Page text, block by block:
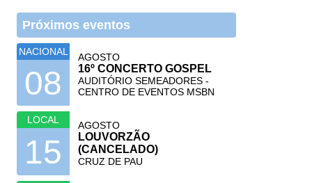
Próximos eventos
NACIONAL
08
AGOSTO
16º CONCERTO GOSPEL
AUDITÓRIO SEMEADORES -
CENTRO DE EVENTOS MSBN
LOCAL
15
AGOSTO
LOUVORZÃO
(CANCELADO)
CRUZ DE PAU